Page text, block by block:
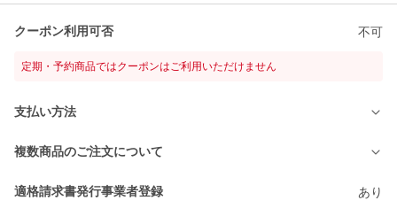
クーポン利用可否 不可
定期・予約商品ではクーポンはご利用いただけません
支払い方法
複数商品のご注文について
適格請求書発行事業者登録 あり